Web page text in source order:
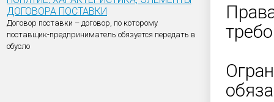
ДОГОВОРА ПОСТАВКИ
Договор поставки – договор, по которому
поставщик-предприниматель обязуется передать в
обусло